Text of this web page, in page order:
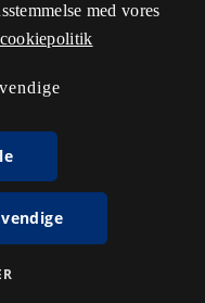
med vores